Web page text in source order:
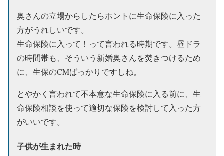
奥さんの立場からしたらホントに生命保険に入った
方がうれしいです。
生命保険に入って！って言われる時期です。昼ドラ
の時間帯も、そういう新婚奥さんを焚きつけるため
に、生保のCMばっかりですしね。
とやかく言われて不本意な生命保険に入る前に、生
命保険相談を使って適切な保険を検討して入った方
がいいです。
子供が生まれた時